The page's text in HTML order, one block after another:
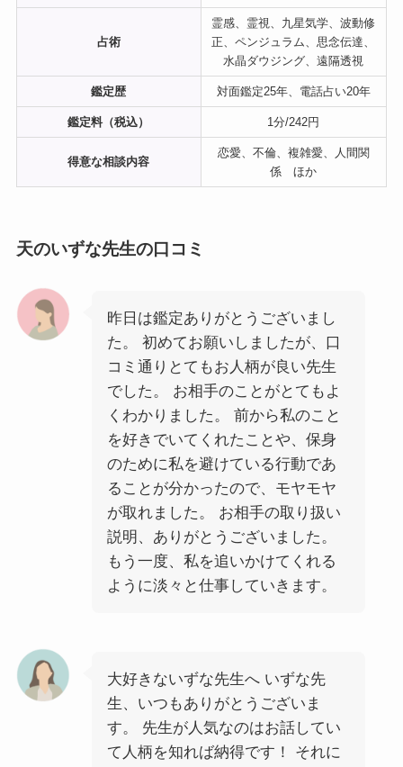
占術
霊感、霊視、九星気学、波動修
正、ペンジュラム、思念伝達、
水晶ダウジング、遠隔透視
鑑定歴 対面鑑定25年、電話占い20年
鑑定料（税込） 1分/242円
得意な相談内容
恋愛、不倫、複雑愛、人間関
係 ほか
天のいずな先生の口コミ
昨日は鑑定ありがとうございまし
た。 初めてお願いしましたが、口
コミ通りとてもお人柄が良い先生
でした。 お相手のことがとてもよ
くわかりました。 前から私のこと
を好きでいてくれたことや、保身
のために私を避けている行動であ
ることが分かったので、モヤモヤ
が取れました。 お相手の取り扱い
説明、ありがとうございました。
もう一度、私を追いかけてくれる
ように淡々と仕事していきます。
大好きないずな先生へ いずな先
生、いつもありがとうございま
す。 先生が人気なのはお話してい
て人柄を知れば納得です！ それに